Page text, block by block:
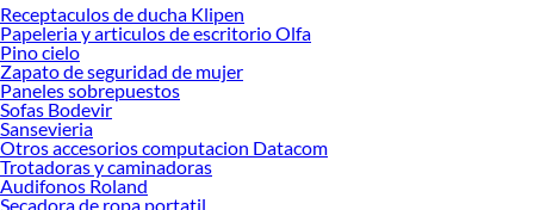
Receptaculos de ducha Klipen
Papeleria y articulos de escritorio Olfa
Pino cielo
Zapato de seguridad de mujer
Paneles sobrepuestos
Sofas Bodevir
Sansevieria
Otros accesorios computacion Datacom
Trotadoras y caminadoras
Audifonos Roland
Secadora de ropa portatil